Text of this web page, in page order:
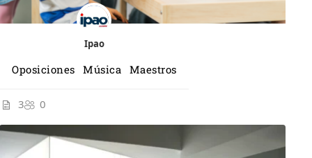
Ipao
Oposiciones Música Maestros
3 0